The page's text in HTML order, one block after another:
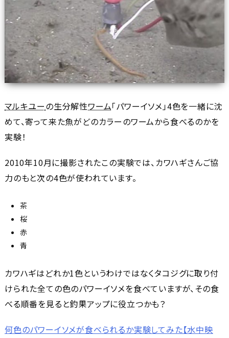
マルキユーの生分解性ワーム「パワーイソメ」4色を一緒に沈
めて、寄って来た魚がどのカラーのワームから食べるのかを
実験！
2010年10月に撮影されたこの実験では、カワハギさんご協
力のもと次の4色が使われています。
茶
桜
赤
青
カワハギはどれか1色というわけではなくタコジグに取り付
けられた全ての色のパワーイソメを食べていますが、その食
べる順番を見ると釣果アップに役立つかも？
何色のパワーイソメが食べられるか実験してみた【水中映